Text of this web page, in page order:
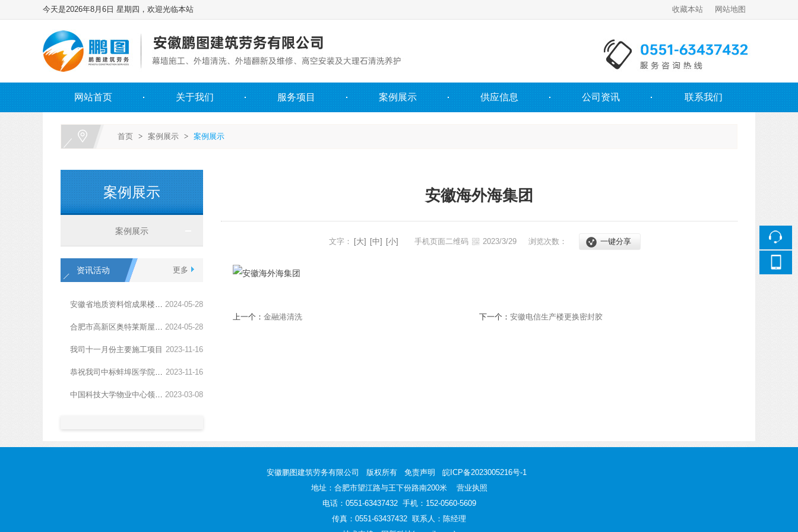
今天是2026年8月6日 星期四，欢迎光临本站 收藏本站 网站地图
网站首页 关于我们 服务项目 案例展示 供应信息 公司资讯 联系我们
首页 > 案例展示 > 案例展示
案例展示
案例展示
更多
资讯活动
2024-05-28
安徽省地质资料馆成果楼楼顶防水和部分房间维修工程中标结果公告
2024-05-28
合肥市高新区奥特莱斯屋面防水维修的中标结果公告
2023-11-16
我司十一月份主要施工项目
2023-11-16
恭祝我司中标蚌埠医学院第二附属医院外墙维修项目
2023-03-08
中国科技大学物业中心领导一行莅临我司参观考察
安徽海外海集团
文字： [大] [中] [小] 手机页面二维码 2023/3/29 浏览次数： 一键分享
上一个： 金融港清洗 下一个： 安徽电信生产楼更换密封胶
安徽鹏图建筑劳务有限公司 版权所有 免责声明
皖ICP备2023005216号-1
地址：合肥市望江路与王下份路南200米 营业执照
电话：0551-63437432 手机：152-0560-5609
传真：0551-63437432 联系人：陈经理